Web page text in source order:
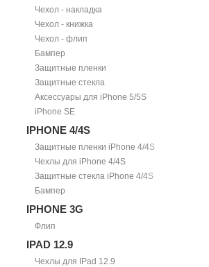
Чехол - накладка
Чехол - книжка
Чехол - флип
Бампер
Защитные пленки
Защитные стекла
Аксессуары для iPhone 5/5S
iPhone SE
IPHONE 4/4S
Защитные пленки iPhone 4/4S
Чехлы для iPhone 4/4S
Защитные стекла iPhone 4/4S
Бампер
IPHONE 3G
Флип
IPAD 12.9
Чехлы для IPad 12.9